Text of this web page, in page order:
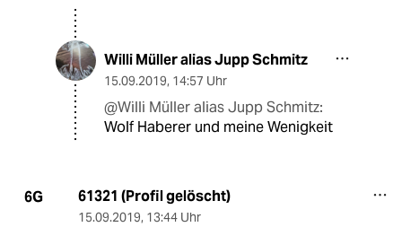
Willi Müller alias Jupp Schmitz
15.09.2019, 14:57 Uhr
@Willi Müller alias Jupp Schmitz:
Wolf Haberer und meine Wenigkeit
6G 61321 (Profil gelöscht)
15.09.2019, 13:44 Uhr